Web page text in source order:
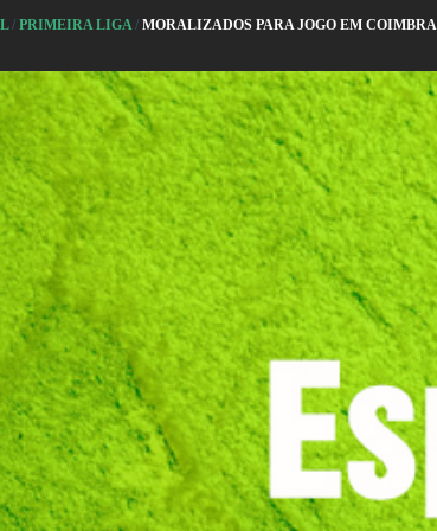
/PRIMEIRA LIGA /MORALIZADOS PARA JOGO EM COIMBRA